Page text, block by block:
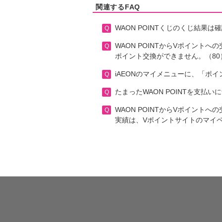
関連するFAQ
WAON POINTくじのくじ結果は
WAON POINTからVポイントへ
ポイント交換ができません。（80
iAEONのマイメニューに、「ポイ
たまったWAON POINTを支払い
WAON POINTからVポイントへ
実績は、Vポイントサイトのマイ